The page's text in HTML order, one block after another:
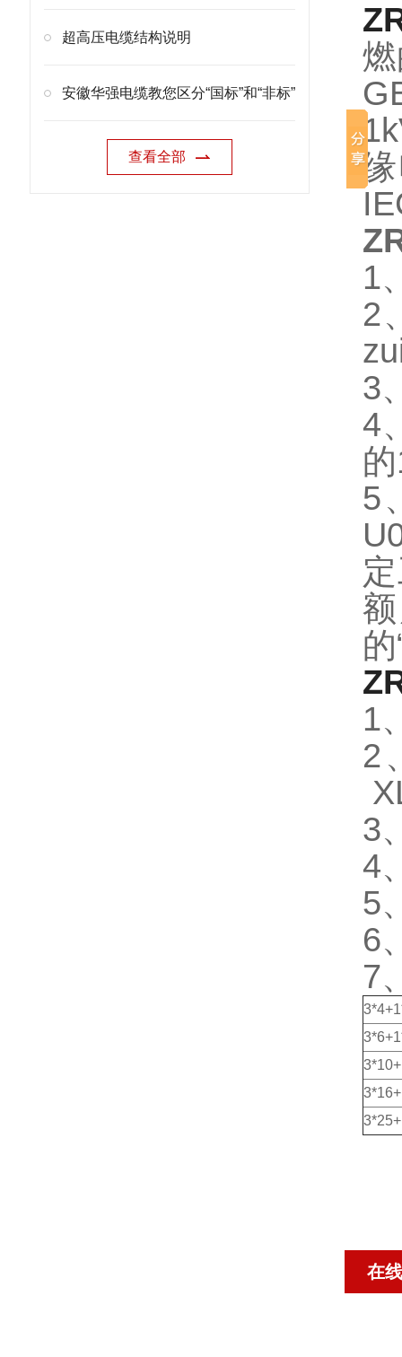
超高压电缆结构说明
安徽华强电缆教您区分“国标”和“非标”
查看全部
1
2
3
4
5
1
2
3
4
5
6
7
在